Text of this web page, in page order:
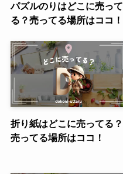
パズルのりはどこに売って
る？売ってる場所はココ！
折り紙はどこに売ってる？
売ってる場所はココ！